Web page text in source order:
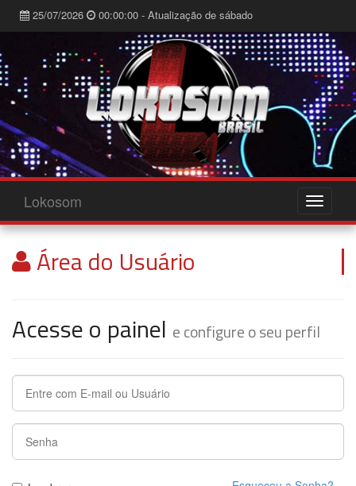
25/07/2026 00:00:00 - Atualização de sábado
Lokosom
Área do Usuário
Acesse o painel e configure o seu perfil